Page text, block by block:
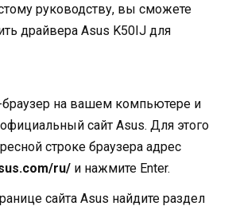
руководству, вы сможете
драйвера Asus K50IJ для
браузер на вашем компьютере и
сайт Asus. Для этого
строке браузера адрес
ru/ и нажмите Enter.
сайта Asus найдите раздел